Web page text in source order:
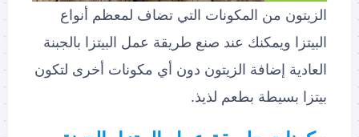
الزيتون من المكونات التي تضاف لمعظم أنواع
البيتزا ويمكنك عند صنع طريقة عمل البيتزا بالجبنة
العادية إضافة الزيتون دون أي مكونات أخرى لتكون
بيتزا بسيطة بطعم لذيذ.